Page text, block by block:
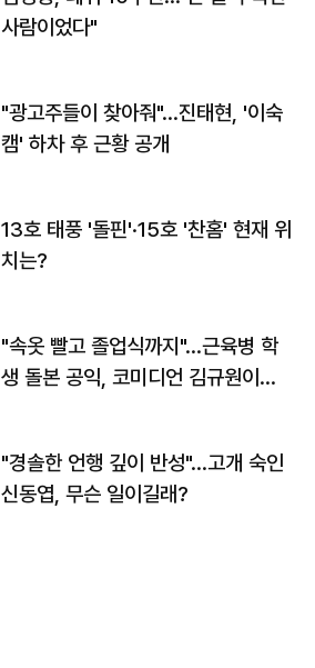
사람이었다"
"광고주들이 찾아줘"…진태현, '이숙
캠' 하차 후 근황 공개
13호 태풍 '돌핀'·15호 '찬홈' 현재 위
치는?
"속옷 빨고 졸업식까지"…근육병 학
생 돌본 공익, 코미디언 김규원이었
"경솔한 언행 깊이 반성"…고개 숙인
신동엽, 무슨 일이길래?